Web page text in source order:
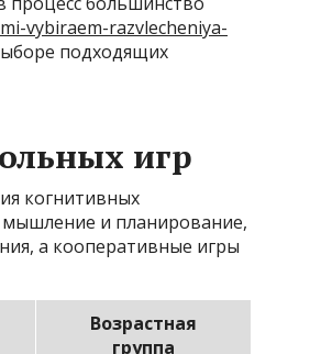
vybiraem-razvlecheniya-
подходящих
игр
когнитивных
мышление и планирование,
а кооперативные игры
Возрастная
группа